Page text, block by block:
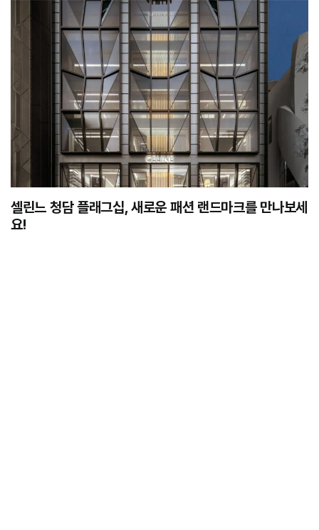
셀린느 청담 플래그십, 새로운 패션 랜드마크를 만나보세
요!